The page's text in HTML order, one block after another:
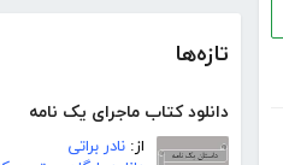
تازه‌ها
دانلود کتاب ماجرای یک نامه
از: نادر براتی